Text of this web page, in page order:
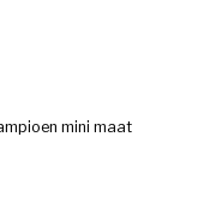
mini maat